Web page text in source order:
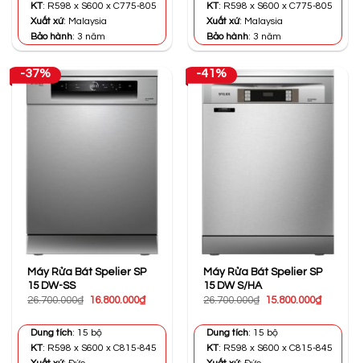
KT: R598 x S600 x C775-805
Xuất xứ: Malaysia
Bảo hành: 3 năm
KT: R598 x S600 x C775-805
Xuất xứ: Malaysia
Bảo hành: 3 năm
-37%
Máy Rửa Bát Spelier SP
15 DW-SS
26.700.000₫
Giá
26.700.000₫.
16.800.000₫Giá
Dung tích: 15 bộ
KT: R598 x S600 x C815-845
-41%
Máy Rửa Bát Spelier SP
15 DW S/HA
26.700.000₫
Giá
26.700.000₫.
15.800.000₫Giá
Dung tích: 15 bộ
KT: R598 x S600 x C815-845